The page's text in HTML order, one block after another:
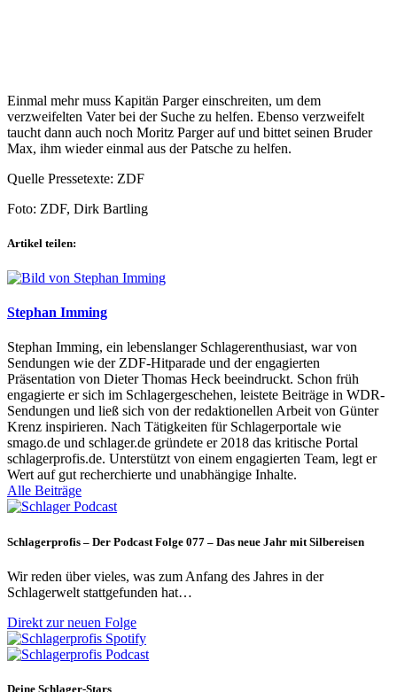
Einmal mehr muss Kapitän Parger einschreiten, um dem
verzweifelten Vater bei der Suche zu helfen. Ebenso verzweifelt
taucht dann auch noch Moritz Parger auf und bittet seinen Bruder
Max, ihm wieder einmal aus der Patsche zu helfen.
Quelle Pressetexte: ZDF
Foto: ZDF, Dirk Bartling
Artikel teilen:
Stephan Imming
Stephan Imming, ein lebenslanger Schlagerenthusiast, war von
Sendungen wie der ZDF-Hitparade und der engagierten
Präsentation von Dieter Thomas Heck beeindruckt. Schon früh
engagierte er sich im Schlagergeschehen, leistete Beiträge in WDR-
Sendungen und ließ sich von der redaktionellen Arbeit von Günter
Krenz inspirieren. Nach Tätigkeiten für Schlagerportale wie
smago.de und schlager.de gründete er 2018 das kritische Portal
schlagerprofis.de. Unterstützt von einem engagierten Team, legt er
Wert auf gut recherchierte und unabhängige Inhalte.
Alle Beiträge
Schlagerprofis – Der Podcast Folge 077 – Das neue Jahr mit Silbereisen
Wir reden über vieles, was zum Anfang des Jahres in der
Schlagerwelt stattgefunden hat…
Direkt zur neuen Folge
Deine Schlager-Stars